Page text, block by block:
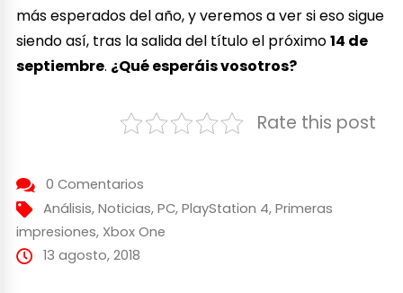
más esperados del año, y veremos a ver si eso sigue
siendo así, tras la salida del título el próximo14 de
septiembre. ¿Qué esperáis vosotros?
Rate this post
0 Comentarios
Análisis, Noticias, PC, PlayStation 4, Primeras
impresiones, Xbox One
13 agosto, 2018